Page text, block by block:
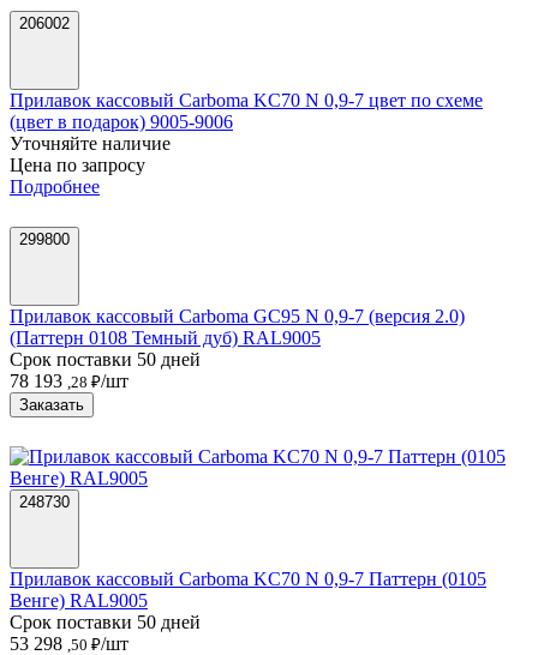
206002
Прилавок кассовый Carboma KC70 N 0,9-7 цвет по схеме
(цвет в подарок) 9005-9006
Уточняйте наличие
Цена по запросу
Подробнее
299800
Прилавок кассовый Carboma GC95 N 0,9-7 (версия 2.0)
(Паттерн 0108 Темный дуб) RAL9005
Срок поставки 50 дней
78 193 ,28 ₽/шт
Заказать
248730
Прилавок кассовый Carboma KC70 N 0,9-7 Паттерн (0105
Венге) RAL9005
Срок поставки 50 дней
53 298 ,50 ₽/шт